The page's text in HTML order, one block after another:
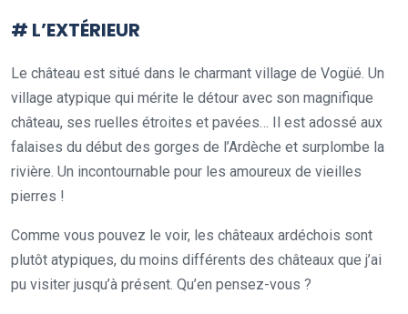
# L’EXTÉRIEUR
Le château est situé dans le charmant village de Vogüé. Un
village atypique qui mérite le détour avec son magnifique
château, ses ruelles étroites et pavées… Il est adossé aux
falaises du début des gorges de l’Ardèche et surplombe la
rivière. Un incontournable pour les amoureux de vieilles
pierres !
Comme vous pouvez le voir, les châteaux ardéchois sont
plutôt atypiques, du moins différents des châteaux que j’ai
pu visiter jusqu’à présent. Qu’en pensez-vous ?